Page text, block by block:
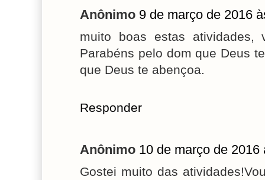
Anônimo 9 de março de 2016
muito boas estas atividades,
Parabéns pelo dom que Deus
que Deus te abençoa.
Responder
Anônimo 10 de março de 2016
Gostei muito das